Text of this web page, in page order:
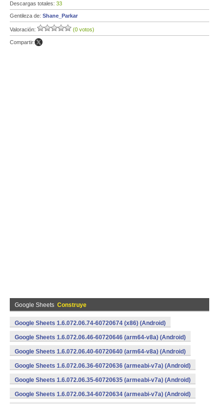
Descargas totales: 33
Gentileza de: Shane_Parkar
Valoración: (0 votos)
Compartir:
Google Sheets Construye
Google Sheets 1.6.072.06.74-60720674 (x86) (Android)
Google Sheets 1.6.072.06.46-60720646 (arm64-v8a) (Android)
Google Sheets 1.6.072.06.40-60720640 (arm64-v8a) (Android)
Google Sheets 1.6.072.06.36-60720636 (armeabi-v7a) (Android)
Google Sheets 1.6.072.06.35-60720635 (armeabi-v7a) (Android)
Google Sheets 1.6.072.06.34-60720634 (armeabi-v7a) (Android)